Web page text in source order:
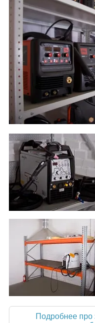
Подробнее про